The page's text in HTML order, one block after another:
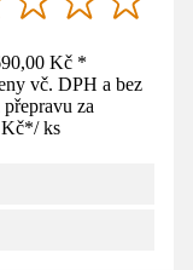
Kč *
vč. DPH a bez
za
Kč*/ ks